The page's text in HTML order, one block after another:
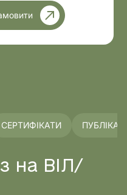
СЕРТИФІКАТИ
на ВІЛ/